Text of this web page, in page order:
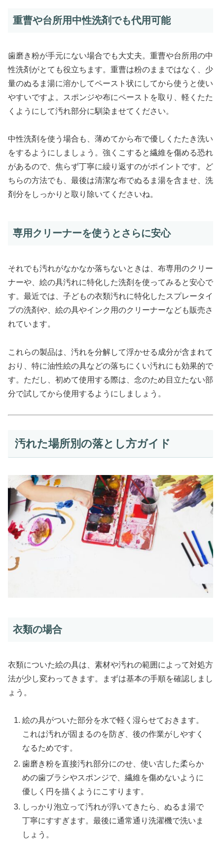
重曹や台所用中性洗剤でも代用可能
歯磨き粉が手元にない場合でも大丈夫。重曹や台所用の中
性洗剤がとても役立ちます。重曹は粉のままではなく、少
量のぬるま湯に溶かしてペースト状にしてから使うと使い
やすいですよ。スポンジや布にペーストを取り、軽くたた
くようにして汚れ部分に馴染ませてください。
中性洗剤を使う場合も、薄めてから布で優しくたたき洗い
をするようにしましょう。強くこすると繊維を傷める恐れ
があるので、焦らず丁寧に繰り返すのがポイントです。ど
ちらの方法でも、最後は清潔な布でぬるま湯を含ませ、洗
剤分をしっかりと取り除いてくださいね。
専用クリーナーを使うとさらに安心
それでも汚れがなかなか落ちないときは、布専用のクリー
ナーや、絵の具汚れに特化した洗剤を使ってみると安心で
す。最近では、子どもの衣類汚れに特化したスプレータイ
プの洗剤や、絵の具やインク用のクリーナーなども販売さ
れています。
これらの製品は、汚れを分解して浮かせる成分が含まれて
おり、特に油性絵の具などの落ちにくい汚れにも効果的で
す。ただし、初めて使用する際は、念のため目立たない部
分で試してから使用するようにしましょう。
汚れた場所別の落とし方ガイド
衣類の場合
衣類についた絵の具は、素材や汚れの範囲によって対処方
法が少し変わってきます。まずは基本の手順を確認しまし
ょう。
絵の具がついた部分を水で軽く湿らせておきます。
これは汚れが固まるのを防ぎ、後の作業がしやすく
なるためです。
歯磨き粉を直接汚れ部分にのせ、使い古した柔らか
めの歯ブラシやスポンジで、繊維を傷めないように
優しく円を描くようにこすります。
しっかり泡立って汚れが浮いてきたら、ぬるま湯で
丁寧にすすぎます。最後に通常通り洗濯機で洗いま
しょう。